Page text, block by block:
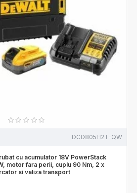
DCD805H2T-QW
cu acumulator 18V PowerStack
motor fara perii, cuplu 90 Nm, 2 x
si valiza transport